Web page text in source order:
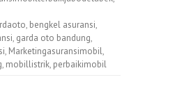
, bengkel asuransi,
, garda oto bandung,
, Marketingasuransimobil,
, mobillistrik, perbaikimobil